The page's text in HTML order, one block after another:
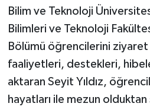
Bilim ve Teknoloji
Bilimleri ve Teknoloji
Bölümü öğrencilerini
faaliyetleri, destekleri,
aktaran Seyit Yıldız,
hayatları ile mezun